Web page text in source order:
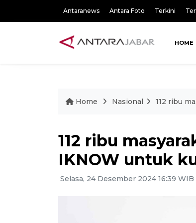
Antaranews Antara Foto Terkini
HOME
Home Nasional 112 ribu
112 ribu
IKNOW untuk
Selasa, 24 Desember 2024 16:39 WIB